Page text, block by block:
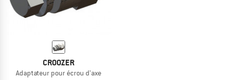
CROOZER
Adaptateur pour écrou d'axe